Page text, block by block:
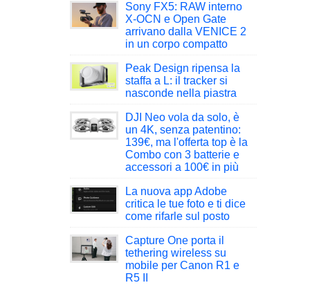
Sony FX5: RAW interno
X-OCN e Open Gate
arrivano dalla VENICE 2
in un corpo compatto
Peak Design ripensa la
staffa a L: il tracker si
nasconde nella piastra
DJI Neo vola da solo, è
un 4K, senza patentino:
139€, ma l'offerta top è la
Combo con 3 batterie e
accessori a 100€ in più
La nuova app Adobe
critica le tue foto e ti dice
come rifarle sul posto
Capture One porta il
tethering wireless su
mobile per Canon R1 e
R5 II